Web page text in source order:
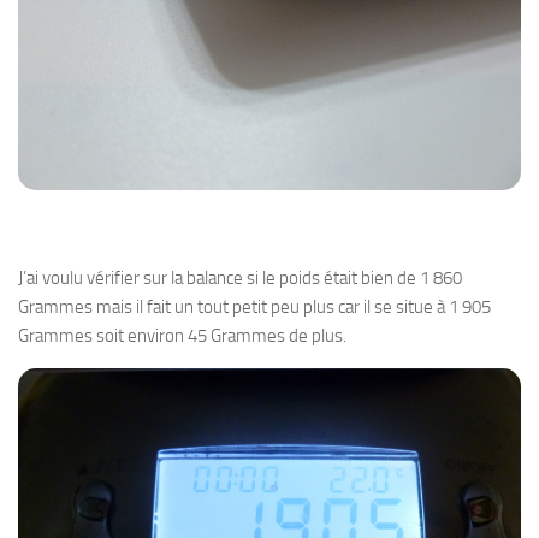
J’ai voulu vérifier sur la balance si le poids était bien de 1 860
Grammes mais il fait un tout petit peu plus car il se situe à 1 905
Grammes soit environ 45 Grammes de plus.